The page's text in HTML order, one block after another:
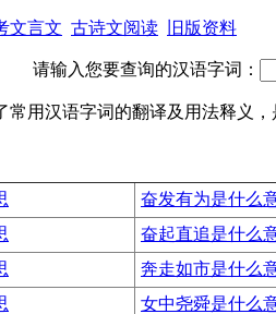
文言文 古诗文阅读 旧版资料
请输入您要查询的汉语字词：
用汉语字词的翻译及用法释义，
奋发有为是什么
奋起直追是什么
奔走如市是什么
女中尧舜是什么